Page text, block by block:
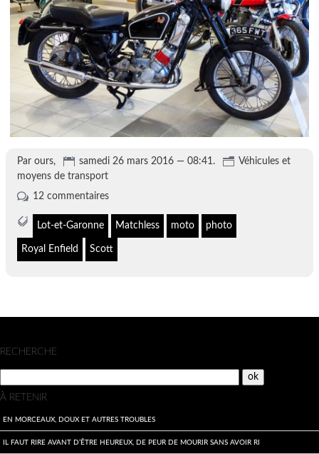
Par ours, samedi 26 mars 2016 — 08:41.
Véhicules et
moyens de transport
12 commentaires
Lot-et-Garonne Matchless moto photo
Royal Enfield Scott
Menu
RECHERCHE
À RETENIR
En morceaux, doux et autres troubles
Il faut rire avant d’être heureux, de peur de mourir sans avoir ri